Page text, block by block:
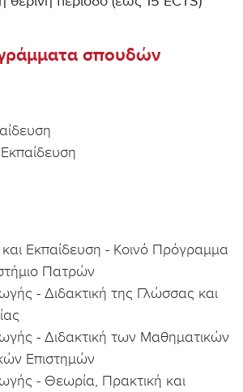
περίοδο (έως 15 ECTS)
σπουδών
Εκπαίδευση - Κοινό Πρόγραμμα
Πατρών
- Διδακτική της Γλώσσας και
- Διδακτική των Μαθηματικών
Επιστημών
- Θεωρία, Πρακτική και